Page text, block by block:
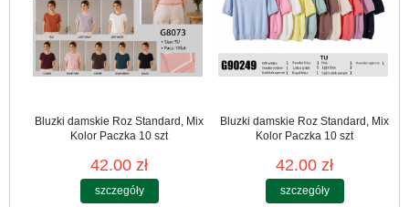
Bluzki damskie Roz Standard, Mix
Kolor Paczka 10 szt
42.00 zł
szczegóły
Bluzki damskie Roz Standard, Mix
Kolor Paczka 10 szt
42.00 zł
szczegóły